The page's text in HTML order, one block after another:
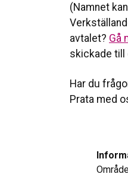
(Namnet
avtalet? Gå
skickade till
Har du
Prata med